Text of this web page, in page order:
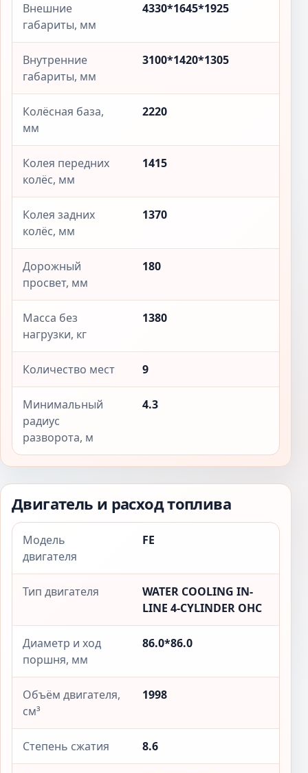
Внешние
габариты, мм
4330*1645*1925
Внутренние
габариты, мм
3100*1420*1305
Колёсная база,
мм
2220
Колея передних
колёс, мм
1415
Колея задних
колёс, мм
1370
Дорожный
просвет, мм
180
Масса без
нагрузки, кг
1380
Количество мест 9
Минимальный
радиус
разворота, м
4.3
Двигатель и расход топлива
Модель
двигателя
FE
Тип двигателя
WATER COOLING IN-
LINE 4-CYLINDER OHC
Диаметр и ход
поршня, мм
86.0*86.0
Объём двигателя,
см³
1998
Степень сжатия 8.6